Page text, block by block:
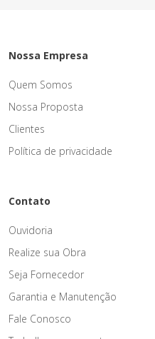
Nossa Empresa
Quem Somos
Nossa Proposta
Clientes
Política de privacidade
Contato
Ouvidoria
Realize sua Obra
Seja Fornecedor
Garantia e Manutenção
Fale Conosco